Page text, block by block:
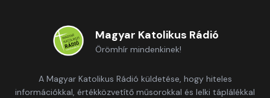
Magyar Katolikus Rádió
Örömhír mindenkinek!
A Magyar Katolikus Rádió küldetése, hogy hiteles
információkkal, értékközvetítő műsorokkal és lelki táplálékkal